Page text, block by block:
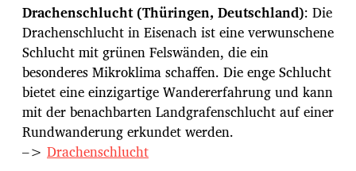
Drachenschlucht (Thüringen, Deutschland): Die
Drachenschlucht in Eisenach ist eine verwunschene
Schlucht mit grünen Felswänden, die ein
besonderes Mikroklima schaffen. Die enge Schlucht
bietet eine einzigartige Wandererfahrung und kann
mit der benachbarten Landgrafenschlucht auf einer
Rundwanderung erkundet werden.
–> Drachenschlucht